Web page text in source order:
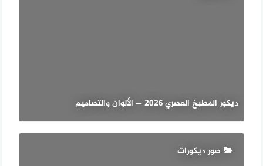
ديكور المطبخ العصري 2026 — الألوان والتصاميم
صور ديكورات